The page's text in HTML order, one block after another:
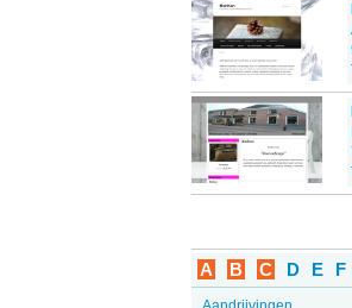
A B C D E F